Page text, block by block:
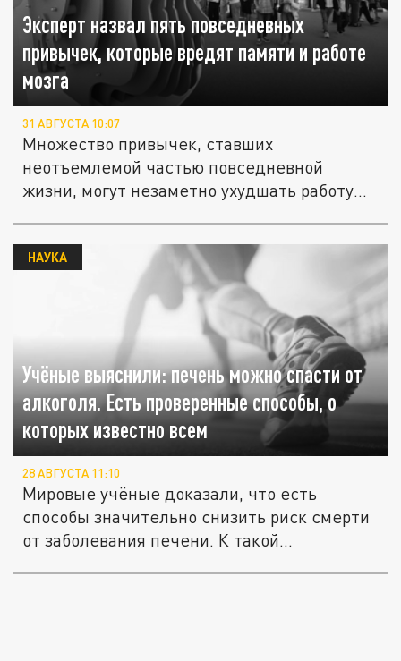
Эксперт назвал пять повседневных
привычек, которые вредят памяти и работе
мозга
31 АВГУСТА 10:07
Множество привычек, ставших
неотъемлемой частью повседневной
жизни, могут незаметно ухудшать работу
Учёные выяснили: печень можно спасти от
алкоголя. Есть проверенные способы, о
которых известно всем
НАУКА
28 АВГУСТА 11:10
Мировые учёные доказали, что есть
способы значительно снизить риск смерти
от заболевания печени. К такой...